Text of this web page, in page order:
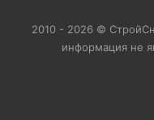
2010 - 2026 ©
информация не